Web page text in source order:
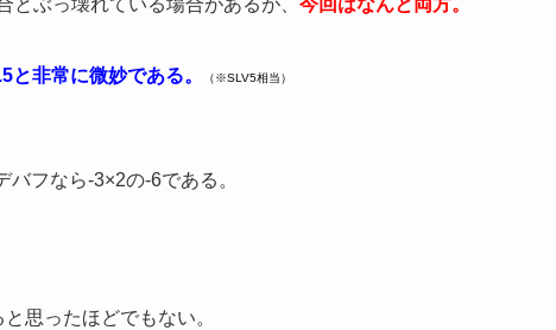
ぶっ壊れている場合があるが、 今回はなんと両方。
非常に微妙である。 （※SLV5相当）
フなら-3×2の-6である。
思ったほどでもない。